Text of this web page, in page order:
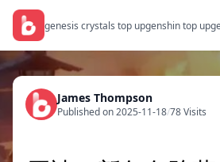
genesis crystals top upgenshin top up
James Thompson
Published on 2025-11-18/78 Visits